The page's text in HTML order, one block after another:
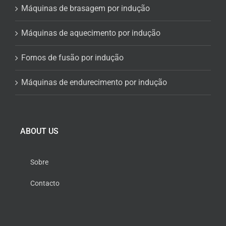
Máquinas de brasagem por indução
Máquinas de aquecimento por indução
Fornos de fusão por indução
Máquinas de endurecimento por indução
ABOUT US
Sobre
Contacto